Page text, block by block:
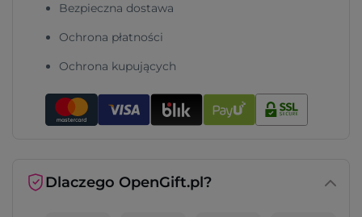
Bezpieczna dostawa
Ochrona płatności
Ochrona kupujących
Dlaczego OpenGift.pl?